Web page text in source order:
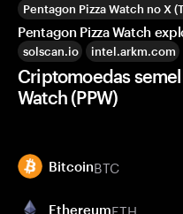
Pentagon Pizza Watch no X
Pentagon Pizza Watch
solscan.io intel.arkm.com
Criptomoedas
Watch (PPW)
BitcoinBTC
EthereumETH